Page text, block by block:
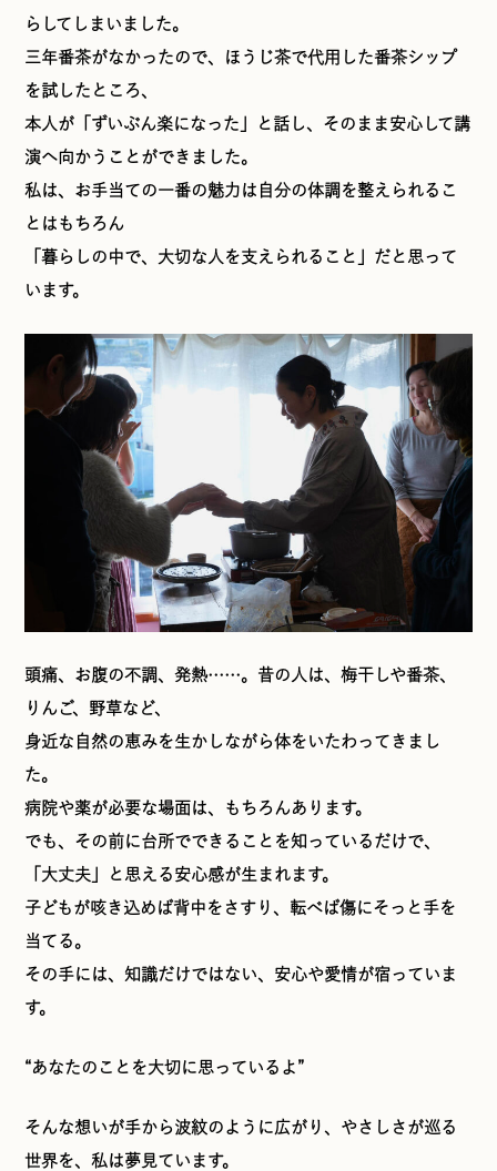
らしてしまいました。
三年番茶がなかったので、ほうじ茶で代用した番茶シップ
を試したところ、
本人が「ずいぶん楽になった」と話し、そのまま安心して講
演へ向かうことができました。
私は、お手当ての一番の魅力は自分の体調を整えられるこ
とはもちろん
「暮らしの中で、大切な人を支えられること」だと思って
います。
頭痛、お腹の不調、発熱……。昔の人は、梅干しや番茶、
りんご、野草など、
身近な自然の恵みを生かしながら体をいたわってきまし
た。
病院や薬が必要な場面は、もちろんあります。
でも、その前に台所でできることを知っているだけで、
「大丈夫」と思える安心感が生まれます。
子どもが咳き込めば背中をさすり、転べば傷にそっと手を
当てる。
その手には、知識だけではない、安心や愛情が宿っていま
す。
“あなたのことを大切に思っているよ”
そんな想いが手から波紋のように広がり、やさしさが巡る
世界を、私は夢見ています。